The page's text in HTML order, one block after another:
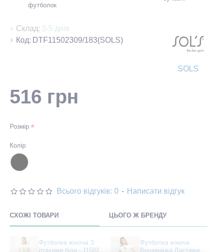
футболок
Склад: 3-5 днів
Код: DTF11502309/183(SOLS)
SOLS
Всього відгуків: 0 - Написати відгук
516 грн
Розмір
Колір
СХОЖІ ТОВАРИ ЦЬОГО Ж БРЕНДУ
Футболка жіноча З
птахами біла - 11502
Футболка жіноча
Вишиванка Ластівки